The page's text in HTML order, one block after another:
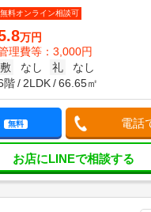
無料オンライン相談可
万円
理費等：3,000円
敷
なし 礼
なし
階
2LDK 66.65㎡
無料 電話
お店にLINEで相談する